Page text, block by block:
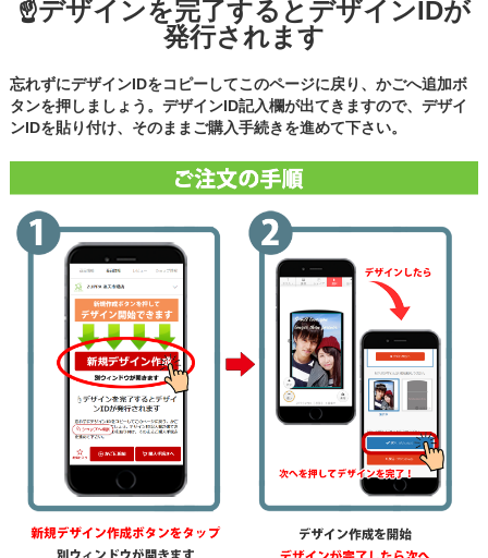
☝デザインを完了するとデザインIDが
発行されます
忘れずにデザインIDをコピーしてこのページに戻り、かごへ追加ボ
タンを押しましょう。デザインID記入欄が出てきますので、デザイ
ンIDを貼り付け、そのままご購入手続きを進めて下さい。